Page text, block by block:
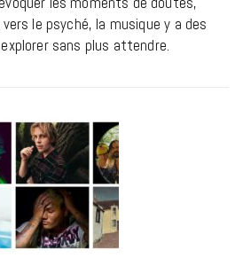
le psyché, la musique y a des
sans plus attendre.